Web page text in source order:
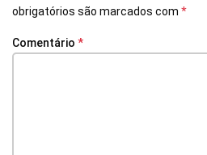
obrigatórios são marcados com *
Comentário *